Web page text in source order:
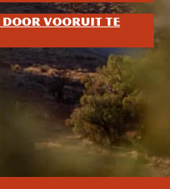
door vooruit te